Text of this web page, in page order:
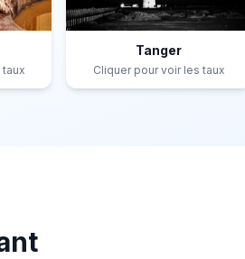
Tanger
Cliquer pour voir les taux